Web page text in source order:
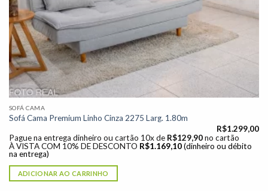
SOFÁ CAMA
Sofá Cama Premium Linho Cinza 2275 Larg. 1.80m
R$1.299,00
Pague na entrega dinheiro ou cartão 10x de R$129,90 no cartão
À VISTA COM 10% DE DESCONTO R$1.169,10 (dinheiro ou débito
na entrega)
ADICIONAR AO CARRINHO